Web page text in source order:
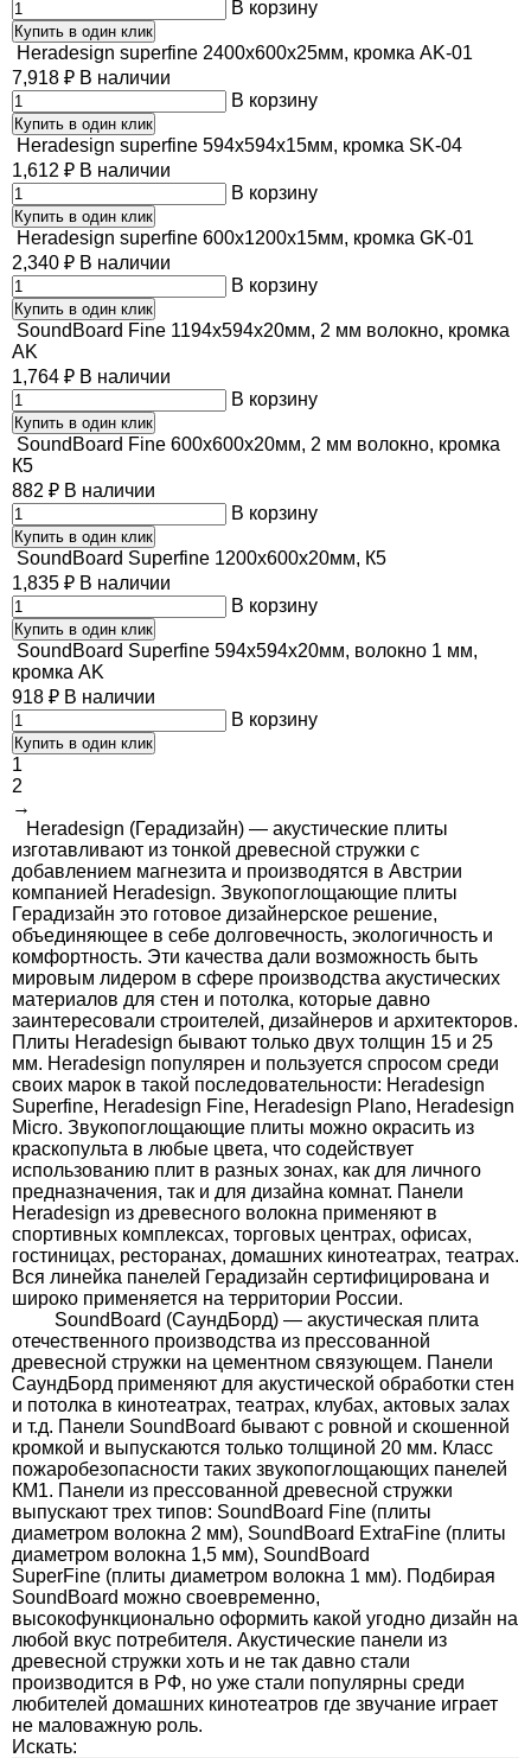
В корзину
Купить в один клик
Heradesign superfine 2400х600х25мм, кромка AK-01
7,918 ₽ В наличии
В корзину
Купить в один клик
Heradesign superfine 594х594х15мм, кромка SK-04
1,612 ₽ В наличии
В корзину
Купить в один клик
Heradesign superfine 600x1200x15мм, кромка GK-01
2,340 ₽ В наличии
В корзину
Купить в один клик
SoundBoard Fine 1194х594х20мм, 2 мм волокно, кромка
AK
1,764 ₽ В наличии
В корзину
Купить в один клик
SoundBoard Fine 600х600х20мм, 2 мм волокно, кромка
К5
882 ₽ В наличии
В корзину
Купить в один клик
SoundBoard Superfine 1200х600х20мм, К5
1,835 ₽ В наличии
В корзину
Купить в один клик
SoundBoard Superfine 594х594х20мм, волокно 1 мм,
кромка AK
918 ₽ В наличии
В корзину
Купить в один клик
1
2
→
Heradesign (Герадизайн) — акустические плиты
изготавливают из тонкой древесной стружки с
добавлением магнезита и производятся в Австрии
компанией Heradesign. Звукопоглощающие плиты
Герадизайн это готовое дизайнерское решение,
объединяющее в себе долговечность, экологичность и
комфортность. Эти качества дали возможность быть
мировым лидером в сфере производства акустических
материалов для стен и потолка, которые давно
заинтересовали строителей, дизайнеров и архитекторов.
Плиты Heradesign бывают только двух толщин 15 и 25
мм. Heradesign популярен и пользуется спросом среди
своих марок в такой последовательности: Heradesign
Superfine, Heradesign Fine, Heradesign Plano, Heradesign
Micro. Звукопоглощающие плиты можно окрасить из
краскопульта в любые цвета, что содействует
использованию плит в разных зонах, как для личного
предназначения, так и для дизайна комнат. Панели
Heradesign из древесного волокна применяют в
спортивных комплексах, торговых центрах, офисах,
гостиницах, ресторанах, домашних кинотеатрах, театрах.
Вся линейка панелей Герадизайн сертифицирована и
широко применяется на территории России.
SoundBoard (СаундБорд) — акустическая плита
отечественного производства из прессованной
древесной стружки на цементном связующем. Панели
СаундБорд применяют для акустической обработки стен
и потолка в кинотеатрах, театрах, клубах, актовых залах
и т.д. Панели SoundBoard бывают с ровной и скошенной
кромкой и выпускаются только толщиной 20 мм. Класс
пожаробезопасности таких звукопоглощающих панелей
КМ1. Панели из прессованной древесной стружки
выпускают трех типов: SoundBoard Fine (плиты
диаметром волокна 2 мм), SoundBoard ExtraFine (плиты
диаметром волокна 1,5 мм), SoundBoard
SuperFine (плиты диаметром волокна 1 мм). Подбирая
SoundBoard можно своевременно,
высокофункционально оформить какой угодно дизайн на
любой вкус потребителя. Акустические панели из
древесной стружки хоть и не так давно стали
производится в РФ, но уже стали популярны среди
любителей домашних кинотеатров где звучание играет
не маловажную роль.
Искать: